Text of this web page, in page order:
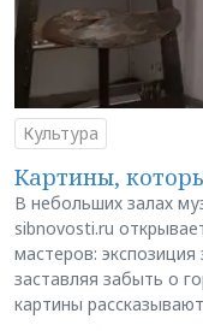
Культура
Картины,
В небольших залах
sibnovosti.ru
мастеров:
заставляя забыть о
картины